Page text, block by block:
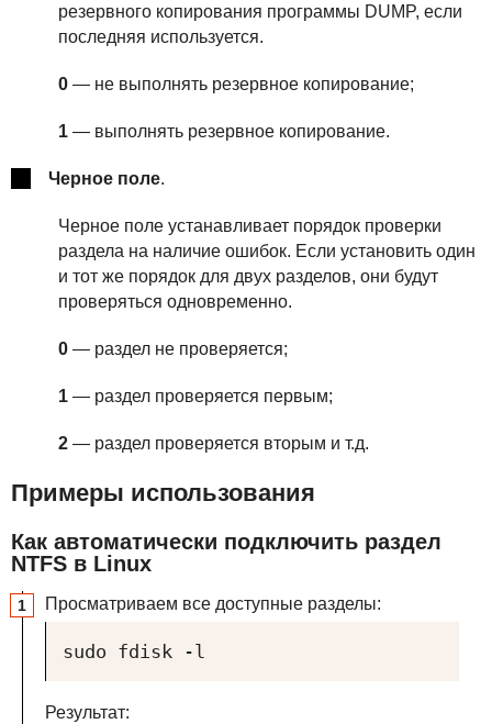
резервного копирования программы DUMP, если
последняя используется.
0— не выполнять резервное копирование;
1— выполнять резервное копирование.
Черное поле.
Черное поле устанавливает порядок проверки
раздела на наличие ошибок. Если установить один
и тот же порядок для двух разделов, они будут
проверяться одновременно.
0— раздел не проверяется;
1 — раздел проверяется первым;
2— раздел проверяется вторым и т.д.
Примеры использования
Как автоматически подключить раздел
NTFS в Linux
Просматриваем все доступные разделы:
sudo fdisk -l
Результат: